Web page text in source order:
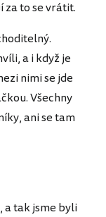
za to se vrátit.
a i když je
nimi se jde
Všechny
ani se tam
a tak jsme byli